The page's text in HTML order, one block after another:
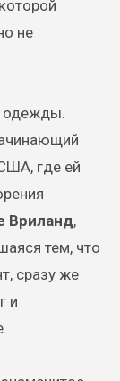
не
одежды.
где ей
Вриланд,
тем, что
сразу же
и